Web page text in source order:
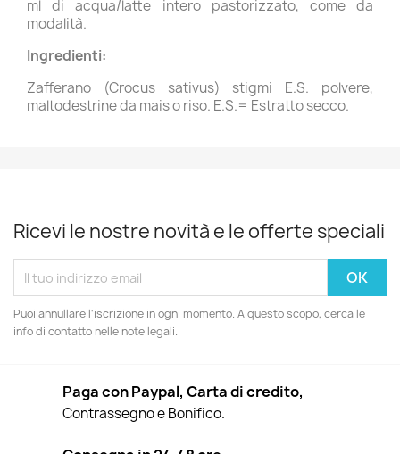
ml di acqua/latte intero pastorizzato, come da
modalità.
Ingredienti:
Zafferano (Crocus sativus) stigmi E.S. polvere,
maltodestrine da mais o riso. E.S.= Estratto secco.
Ricevi le nostre novità e le offerte speciali
Puoi annullare l'iscrizione in ogni momento. A questo scopo, cerca le
info di contatto nelle note legali.
Paga con Paypal, Carta di credito,
Contrassegno e Bonifico.